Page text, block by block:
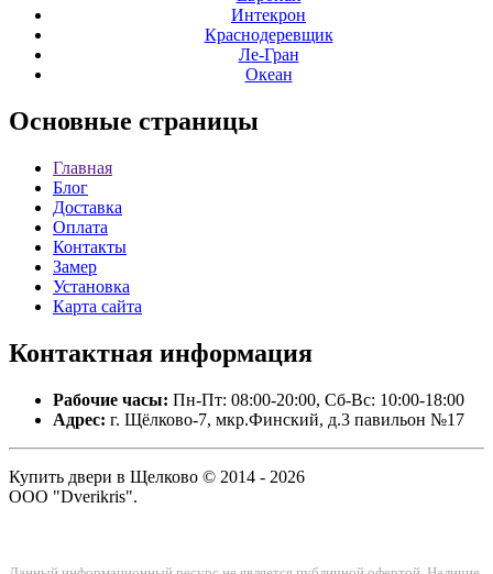
Интекрон
Краснодеревщик
Ле-Гран
Океан
Основные страницы
Главная
Блог
Доставка
Оплата
Контакты
Замер
Установка
Карта сайта
Контактная информация
Рабочие часы: Пн-Пт: 08:00-20:00, Сб-Вс: 10:00-18:00
Адрес: г. Щёлково-7, мкр.Финский, д.3 павильон №17
Купить двери в Щелково © 2014 - 2026
ООО "Dverikris".